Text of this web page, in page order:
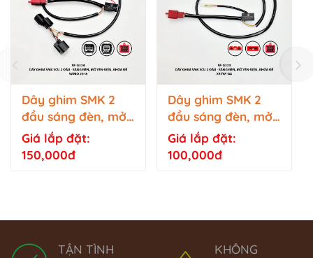
Dây ghim SMK 2
đầu sáng đèn, mở
yên điện, khóa đề -
Vario 2018 - SF-
Giá lắp đặt:
150,000đ
Dây ghim SMK 2
đầu sáng đèn, mở
yên điện, khóa đề -
Tay ga - SF-G323
Giá lắp đặt:
100,000đ
TẬN TÌNH
KHÔNG